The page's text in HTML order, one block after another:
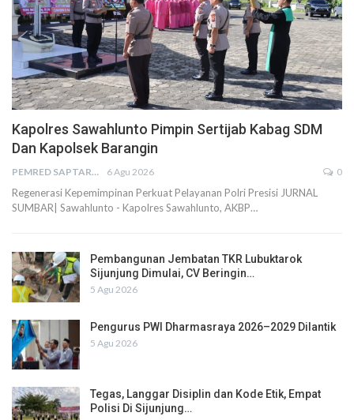
Kapolres Sawahlunto Pimpin Sertijab Kabag SDM
Dan Kapolsek Barangin
PEMRED SAPTARIUS 6 Agu 2026 0
Regenerasi Kepemimpinan Perkuat Pelayanan Polri Presisi JURNAL
SUMBAR| Sawahlunto - Kapolres Sawahlunto, AKBP…
Pembangunan Jembatan TKR Lubuktarok
Sijunjung Dimulai, CV Beringin…
5 Agu 2026
Pengurus PWI Dharmasraya 2026–2029 Dilantik
5 Agu 2026
Tegas, Langgar Disiplin dan Kode Etik, Empat
Polisi Di Sijunjung…